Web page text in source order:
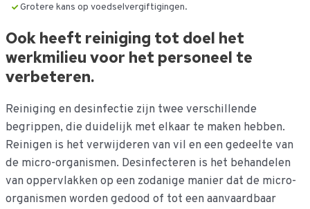
Grotere kans op voedselvergiftigingen.
Ook heeft reiniging tot doel het
werkmilieu voor het personeel te
verbeteren.
Reiniging en desinfectie zijn twee verschillende
begrippen, die duidelijk met elkaar te maken hebben.
Reinigen is het verwijderen van vil en een gedeelte van
de micro-organismen. Desinfecteren is het behandelen
van oppervlakken op een zodanige manier dat de micro-
organismen worden gedood of tot een aanvaardbaar